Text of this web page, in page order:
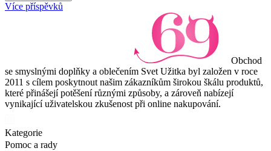
Více příspěvků
Obchod
se smyslnými doplňky a oblečením Svet Užitka byl založen v roce
2011 s cílem poskytnout našim zákazníkům širokou škálu produktů,
které přinášejí potěšení různými způsoby, a zároveň nabízejí
vynikající uživatelskou zkušenost při online nakupování.
Kategorie
Pomoc a rady